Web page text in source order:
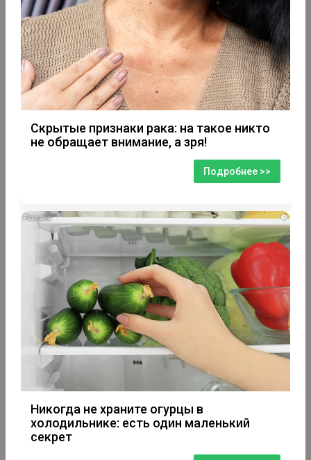
Скрытые признаки рака: на такое никто
не обращает внимание, а зря!
Подробнее >>
i
Никогда не храните огурцы в
холодильнике: есть один маленький
секрет